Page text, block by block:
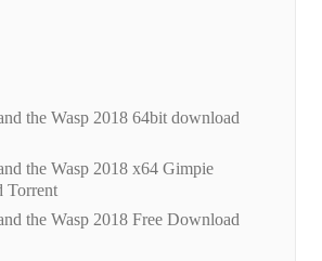
the Wasp 2018 64bit download
the Wasp 2018 x64 Gimpie
Torrent
the Wasp 2018 Free Download